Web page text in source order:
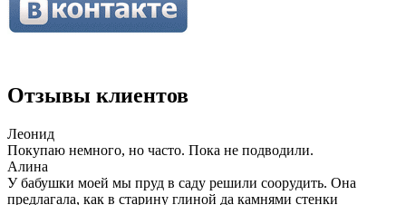
Отзывы клиентов
Леонид
Покупаю немного, но часто. Пока не подводили.
Алина
У бабушки моей мы пруд в саду решили соорудить. Она
предлагала, как в старину глиной да камнями стенки